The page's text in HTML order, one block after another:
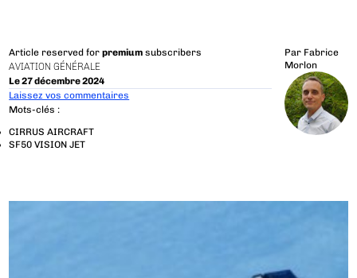
Article reserved forpremium subscribers
AVIATION GÉNÉRALE
Le 27 décembre 2024
Par Fabrice
Morlon
Laissez vos commentaires
Mots-clés :
CIRRUS AIRCRAFT
SF50 VISION JET